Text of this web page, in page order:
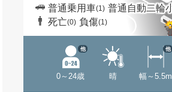
普通乗用車(1) 普通自動二輪
死亡(0) 負傷(1)
0～24歳
他
晴 幅～5.5m
他